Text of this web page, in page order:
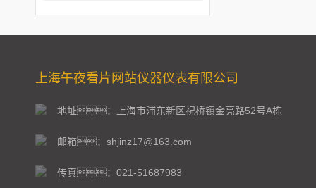
上海午夜看片网站仪器仪表有限公司
地址：上海市浦东新区祝桥镇金亮路52号A栋
邮箱：shjinz17@163.com
传真：021-51687983